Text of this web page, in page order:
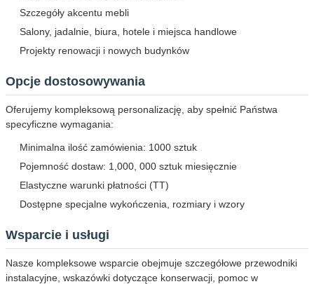
Szczegóły akcentu mebli
Salony, jadalnie, biura, hotele i miejsca handlowe
Projekty renowacji i nowych budynków
Opcje dostosowywania
Oferujemy kompleksową personalizację, aby spełnić Państwa
specyficzne wymagania:
Minimalna ilość zamówienia: 1000 sztuk
Pojemność dostaw: 1,000, 000 sztuk miesięcznie
Elastyczne warunki płatności (TT)
Dostępne specjalne wykończenia, rozmiary i wzory
Wsparcie i usługi
Nasze kompleksowe wsparcie obejmuje szczegółowe przewodniki
instalacyjne, wskazówki dotyczące konserwacji, pomoc w